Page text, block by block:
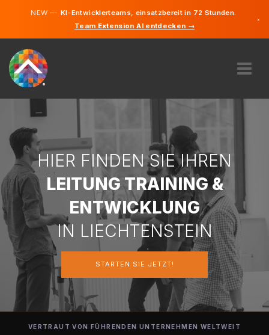
NEW —KI-Entwicklerteams, einsatzbereit in 72 Stunden.
Team Extension AI entdecken →
×
WIE FUNKTIONIERT ES?
KARRIERE
FINDEN
LIECHTENSTEIN
STARTEN SIE JETZT
HIER FINDEN SIE IHREN
LEITUNG TRAINING &
ENTWICKLUNG
IN LIECHTENSTEIN
STARTEN SIE JETZT!
VERTRAUT VON FÜHRENDEN UNTERNEHMEN WELTWEIT